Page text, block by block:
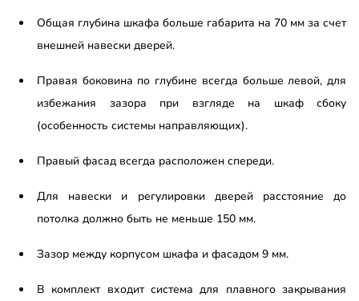
Общая глубина шкафа больше габарита на 70 мм за счет
внешней навески дверей.
Правая боковина по глубине всегда больше левой, для
избежания зазора при взгляде на шкаф сбоку
(особенность системы направляющих).
Правый фасад всегда расположен спереди.
Для навески и регулировки дверей расстояние до
потолка должно быть не меньше 150 мм.
Зазор между корпусом шкафа и фасадом 9 мм.
В комплект входит система для плавного закрывания